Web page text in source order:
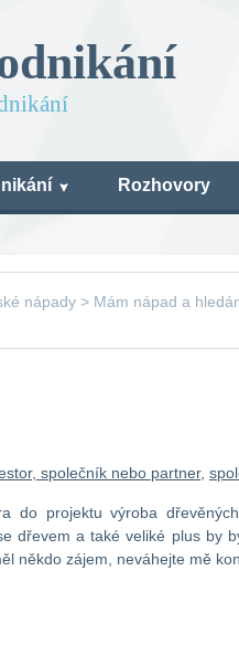
Rozhovory
nápady > Mám nápad a
společník nebo partner,
do projektu výroba
dřevem a také veliké plus by
někdo zájem, neváhejte mě